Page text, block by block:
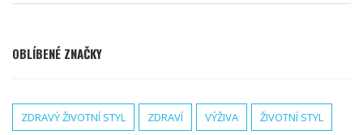
OBLÍBENÉ ZNAČKY
ZDRAVÝ ŽIVOTNÍ STYL ZDRAVÍ VÝŽIVA ŽIVOTNÍ STYL